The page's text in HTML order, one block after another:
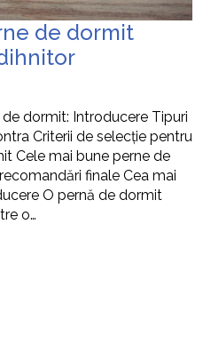
de dormit
dormit: Introducere Tipuri
Criterii de selecție pentru
Cele mai bune perne de
finale Cea mai
O pernă de dormit
o…